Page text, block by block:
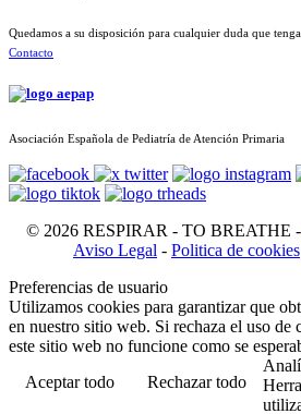
Quedamos a su disposición para cualquier duda que
Contacto
Asociación Española de Pediatría de Atención Primaria
© 2026 RESPIRAR - TO BREATHE -
Aviso Legal - Politica de cookies
Preferencias de usuario
Utilizamos cookies para garantizar que
en nuestro sitio web. Si rechaza el uso de
este sitio web no funcione como se
Aceptar todo
Rechazar todo